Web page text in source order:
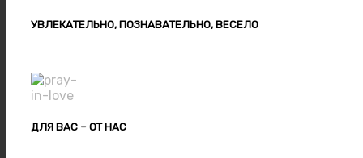
УВЛЕКАТЕЛЬНО, ПОЗНАВАТЕЛЬНО, ВЕСЕЛО
ДЛЯ ВАС – ОТ НАС